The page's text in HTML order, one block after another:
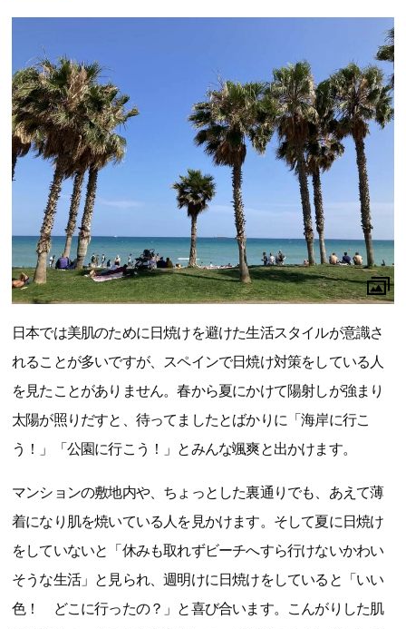
日本では美肌のために日焼けを避けた生活スタイルが意識さ
れることが多いですが、スペインで日焼け対策をしている人
を見たことがありません。春から夏にかけて陽射しが強まり
太陽が照りだすと、待ってましたとばかりに「海岸に行こ
う！」「公園に行こう！」とみんな颯爽と出かけます。
マンションの敷地内や、ちょっとした裏通りでも、あえて薄
着になり肌を焼いている人を見かけます。そして夏に日焼け
をしていないと「休みも取れずビーチへすら行けないかわい
そうな生活」と見られ、週明けに日焼けをしていると「いい
色！ どこに行ったの？」と喜び合います。こんがりした肌